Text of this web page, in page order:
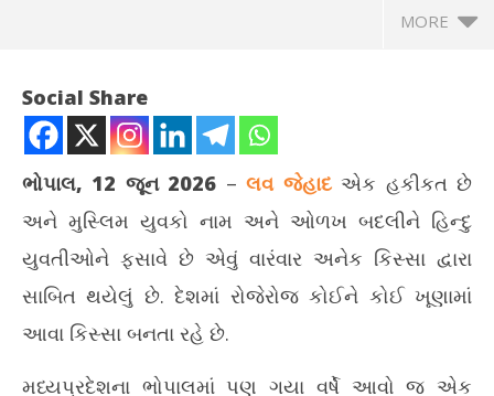
MORE
NOW VIEWING
Social Share
ભોપાલ, 12 જૂન 2026 –લવ જેહાદએક હકીકત છે
અને મુસ્લિમ યુવકો નામ અને ઓળખ બદલીને હિન્દુ
યુવતીઓને ફસાવે છે એવું વારંવાર અનેક કિસ્સા દ્વારા
સાબિત થયેલું છે. દેશમાં રોજેરોજ કોઈને કોઈ ખૂણામાં
આવા કિસ્સા બનતા રહે છે.
મધ્યપ્રદેશના ભોપાલમાં પણ ગયા વર્ષે આવો જ એક